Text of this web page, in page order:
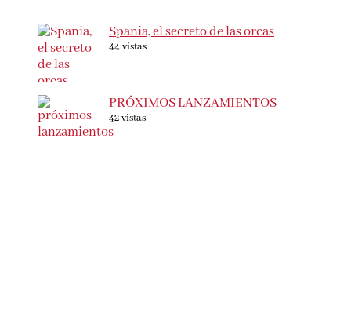
Spania, el secreto de las orcas
44 vistas
PRÓXIMOS LANZAMIENTOS
42 vistas